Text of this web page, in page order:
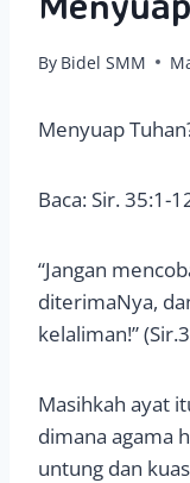
By Bidel SMM
Menyuap
Baca: Sir. 35:1-
“Jangan
diterimaNya,
kelaliman!”
Masihkah ayat
dimana agama
untung dan